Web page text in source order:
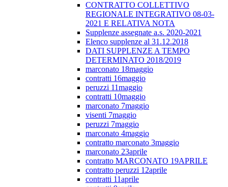
CONTRATTO COLLETTIVO
REGIONALE INTEGRATIVO 08-03-
2021 E RELATIVA NOTA
Supplenze assegnate a.s. 2020-2021
Elenco supplenze al 31.12.2018
DATI SUPPLENZE A TEMPO
DETERMINATO 2018/2019
marconato 18maggio
contratti 16maggio
peruzzi 11maggio
contratti 10maggio
marconato 7maggio
visenti 7maggio
peruzzi 7maggio
marconato 4maggio
contratto marconato 3maggio
marconato 23aprile
contratto MARCONATO 19APRILE
contratto peruzzi 12aprile
contratti 11aprile